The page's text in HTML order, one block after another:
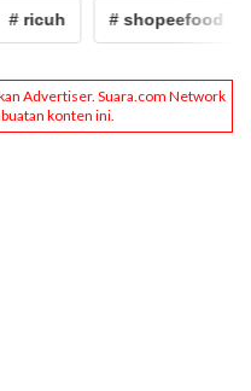
# ricuh # shopeefood